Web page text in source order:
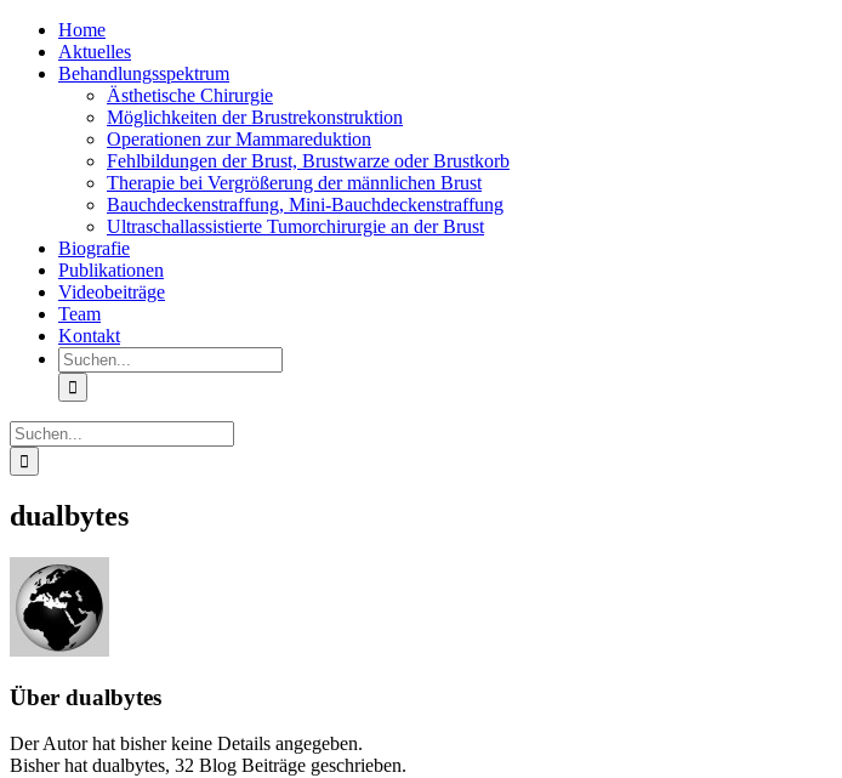
Zum
Inhalt
springen
Home
Aktuelles
Behandlungsspektrum
Ästhetische Chirurgie
Möglichkeiten der Brustrekonstruktion
Operationen zur Mammareduktion
Fehlbildungen der Brust, Brustwarze oder Brustkorb
Therapie bei Vergrößerung der männlichen Brust
Bauchdeckenstraffung, Mini-Bauchdeckenstraffung
Ultraschallassistierte Tumorchirurgie an der Brust
Biografie
Publikationen
Videobeiträge
Team
Kontakt
Suche
nach:
Suche
nach:
dualbytes
Über dualbytes
Der Autor hat bisher keine Details angegeben.
Bisher hat dualbytes, 32 Blog Beiträge geschrieben.